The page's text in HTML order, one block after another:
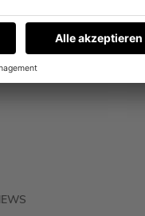
Waffeln
eine Sache,